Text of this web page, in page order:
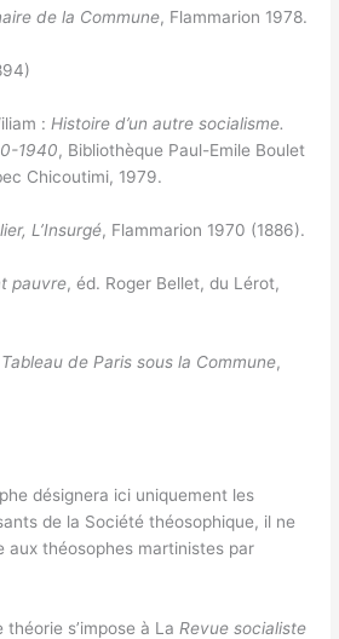
de la Commune, Flammarion 1978.
: Histoire d’un autre socialisme.
1940, Bibliothèque Paul-Emile Boulet
Chicoutimi, 1979.
L’Insurgé, Flammarion 1970 (1886).
pauvre, éd. Roger Bellet, du Lérot,
Tableau de Paris sous la Commune,
désignera ici uniquement les
de la Société théosophique, il ne
aux théosophes martinistes par
théorie s’impose à La Revue socialiste